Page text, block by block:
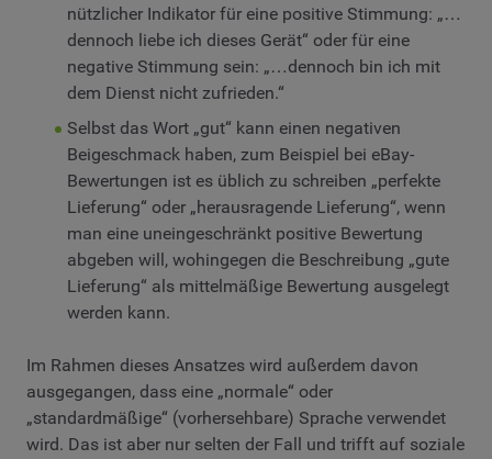
nützlicher Indikator für eine positive Stimmung: „…
dennoch liebe ich dieses Gerät“ oder für eine
negative Stimmung sein: „…dennoch bin ich mit
dem Dienst nicht zufrieden.“
Selbst das Wort „gut“ kann einen negativen
Beigeschmack haben, zum Beispiel bei eBay-
Bewertungen ist es üblich zu schreiben „perfekte
Lieferung“ oder „herausragende Lieferung“, wenn
man eine uneingeschränkt positive Bewertung
abgeben will, wohingegen die Beschreibung „gute
Lieferung“ als mittelmäßige Bewertung ausgelegt
werden kann.
Im Rahmen dieses Ansatzes wird außerdem davon
ausgegangen, dass eine „normale“ oder
„standardmäßige“ (vorhersehbare) Sprache verwendet
wird. Das ist aber nur selten der Fall und trifft auf soziale